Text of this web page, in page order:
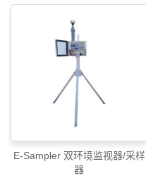
E-Sampler 双环境监视器/采样
器